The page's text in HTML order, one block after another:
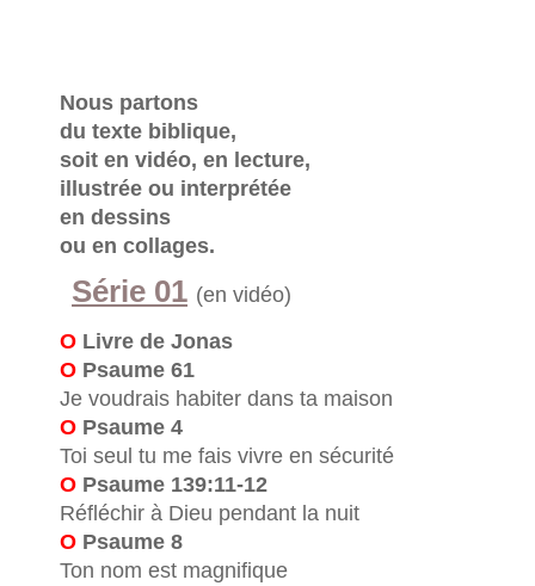
Nous partons
du texte biblique,
soit en vidéo, en lecture,
illustrée ou interprétée
en dessins
ou en collages.
Série 01 (en vidéo)
O Livre de Jonas
O Psaume 61
Je voudrais habiter dans ta maison
O Psaume 4
Toi seul tu me fais vivre en sécurité
O Psaume 139:11-12
Réfléchir à Dieu pendant la nuit
O Psaume 8
Ton nom est magnifique